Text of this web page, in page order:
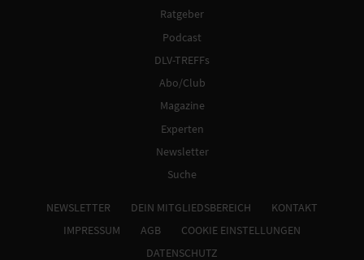
Ratgeber
Podcast
DLV-TREFFs
Abo/Club
Magazine
Experten
Newsletter
Suche
NEWSLETTER DEIN MITGLIEDSBEREICH
KONTAKT
IMPRESSUM
AGB
COOKIE EINSTELLUNGEN
DATENSCHUTZ